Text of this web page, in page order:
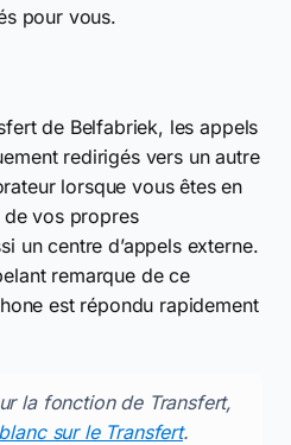
pour vous.
de Belfabriek, les appels
redirigés vers un autre
lorsque vous êtes en
de vos propres
un centre d’appels externe.
remarque de ce
est répondu rapidement
la fonction de Transfert,
sur le Transfert.